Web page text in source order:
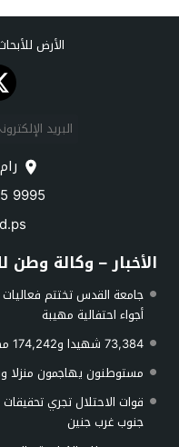
الأرض
9995
الأخبار – وكالة وطن
جامعة القدس تختتم
أجواء احتفالية مهيبة
73,384 شهيدا و174,242 مصابا منذ بدء حرب الإبادة على قطاع غزة
مستوطنون يهاجمون منزلا
قوات الاحتلال تجري
جنوب غرب جنين